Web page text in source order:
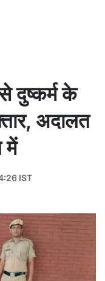
दुष्कर्म के
अदालत
में
IST